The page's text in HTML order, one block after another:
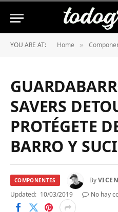
YOU ARE AT: Home »
SAVERS
PROTÉGETE
BARRO Y
COMPONENTES By
Updated: 10/03/2019 No hay